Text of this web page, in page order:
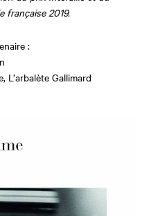
française 2019.
:
L’arbalète Gallimard